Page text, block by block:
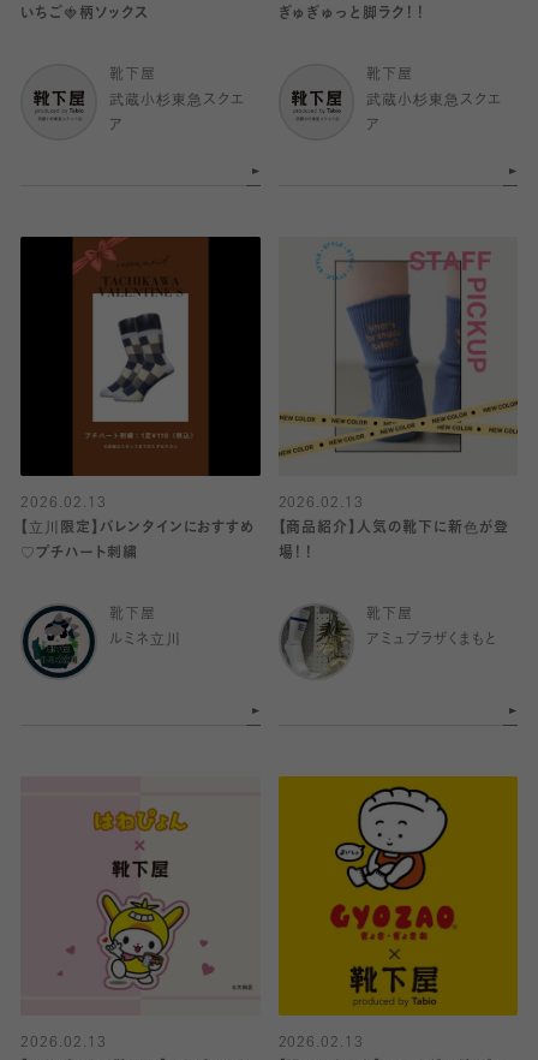
いちご🍓柄ソックス
靴下屋
武蔵小杉東急スクエ
ア
ぎゅぎゅっと脚ラク！！
靴下屋
武蔵小杉東急スクエ
ア
2026.02.13
【立川限定】バレンタインにおすすめ
♡プチハート刺繍
靴下屋
ルミネ立川
2026.02.13
【商品紹介】人気の靴下に新色が登
場！！
靴下屋
アミュプラザくまもと
2026.02.13
2026.02.13